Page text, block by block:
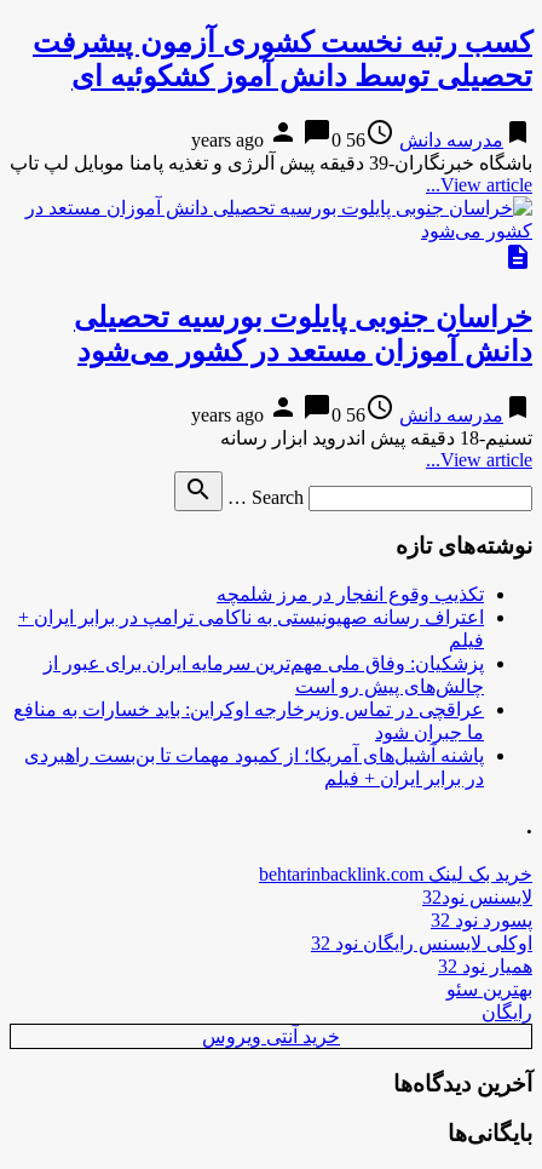
کسب رتبه نخست کشوری آزمون پیشرفت
تحصیلی توسط دانش آموز کشکوئیه ای
bookmark مدرسه دانش access_time
56 years ago
person chat_bubble0
باشگاه خبرنگاران-39 دقیقه پیش آلرژی و تغذیه پامنا موبایل لپ تاپ
View article...
description
خراسان جنوبی پایلوت بورسیه تحصیلی
دانش آموزان مستعد در کشور می‌شود
bookmark مدرسه دانش access_time
56 years ago
person chat_bubble0
تسنیم-18 دقیقه پیش اندروید ابزار رسانه
View article...
Search …
search
نوشته‌های تازه
تکذیب وقوع انفجار در مرز شلمچه
اعتراف رسانه صهیونیستی به ناکامی ترامپ در برابر ایران +
فیلم
پزشکیان: وفاق ملی مهم‌ترین سرمایه ایران برای عبور از
چالش‌های پیش رو است
عراقچی در تماس وزیرخارجه اوکراین: باید خسارات به منافع
ما جبران شود
پاشنه آشیل‌های آمریکا؛ از کمبود مهمات تا بن‌بست راهبردی
در برابر ایران + فیلم
.
خرید بک لینک behtarinbacklink.com
لایسنس نود32
پسورد نود 32
اوکلی لایسنس رایگان نود 32
همیار نود 32
بهترین سئو
رایگان
خرید آنتی ویروس
آخرین دیدگاه‌ها
بایگانی‌ها